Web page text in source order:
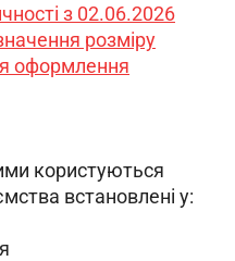
з 02.06.2026
розміру
оформлення
користуються
встановлені у: